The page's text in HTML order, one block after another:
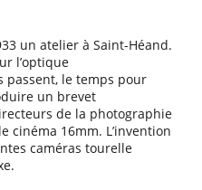
un atelier à Saint-Héand.
l’optique
passent, le temps pour
un brevet
de la photographie
cinéma 16mm. L’invention
caméras tourelle